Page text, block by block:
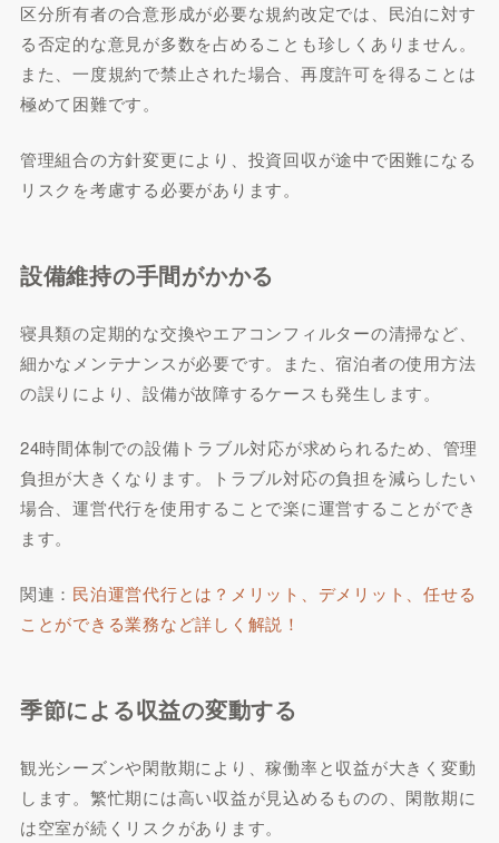
区分所有者の合意形成が必要な規約改定では、民泊に対す
る否定的な意見が多数を占めることも珍しくありません。
また、一度規約で禁止された場合、再度許可を得ることは
極めて困難です。
管理組合の方針変更により、投資回収が途中で困難になる
リスクを考慮する必要があります。
設備維持の手間がかかる
寝具類の定期的な交換やエアコンフィルターの清掃など、
細かなメンテナンスが必要です。また、宿泊者の使用方法
の誤りにより、設備が故障するケースも発生します。
24時間体制での設備トラブル対応が求められるため、管理
負担が大きくなります。トラブル対応の負担を減らしたい
場合、運営代行を使用することで楽に運営することができ
ます。
関連： 民泊運営代行とは？メリット、デメリット、任せる
ことができる業務など詳しく解説！
季節による収益の変動する
観光シーズンや閑散期により、稼働率と収益が大きく変動
します。繁忙期には高い収益が見込めるものの、閑散期に
は空室が続くリスクがあります。